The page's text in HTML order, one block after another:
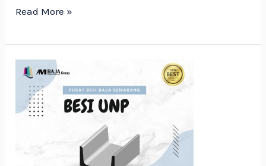
Read More »
Besi
UNP